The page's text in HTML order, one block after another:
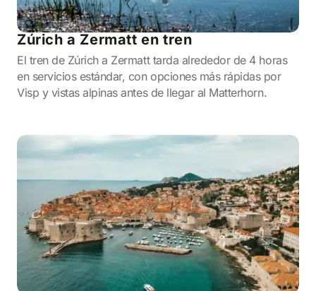
Zúrich a Zermatt en tren
El tren de Zúrich a Zermatt tarda alrededor de 4 horas
en servicios estándar, con opciones más rápidas por
Visp y vistas alpinas antes de llegar al Matterhorn.